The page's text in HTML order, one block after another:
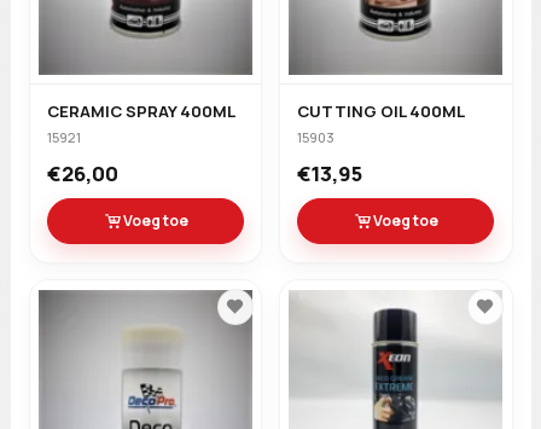
CERAMIC SPRAY 400ML
15921
€26,00
Voeg toe
CUTTING OIL 400ML
15903
€13,95
Voeg toe